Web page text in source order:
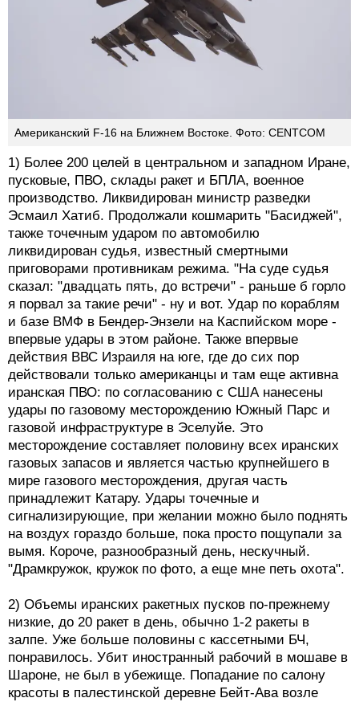
Американский F-16 на Ближнем Востоке. Фото: CENTCOM
1) Более 200 целей в центральном и западном Иране,
пусковые, ПВО, склады ракет и БПЛА, военное
производство. Ликвидирован министр разведки
Эсмаил Хатиб. Продолжали кошмарить "Басиджей",
также точечным ударом по автомобилю
ликвидирован судья, известный смертными
приговорами противникам режима. "На суде судья
сказал: "двадцать пять, до встречи" - раньше б горло
я порвал за такие речи" - ну и вот. Удар по кораблям
и базе ВМФ в Бендер-Энзели на Каспийском море -
впервые удары в этом районе. Также впервые
действия ВВС Израиля на юге, где до сих пор
действовали только американцы и там еще активна
иранская ПВО: по согласованию с США нанесены
удары по газовому месторождению Южный Парс и
газовой инфраструктуре в Эселуйе. Это
месторождение составляет половину всех иранских
газовых запасов и является частью крупнейшего в
мире газового месторождения, другая часть
принадлежит Катару. Удары точечные и
сигнализирующие, при желании можно было поднять
на воздух гораздо больше, пока просто пощупали за
вымя. Короче, разнообразный день, нескучный.
"Драмкружок, кружок по фото, а еще мне петь охота".
2) Объемы иранских ракетных пусков по-прежнему
низкие, до 20 ракет в день, обычно 1-2 ракеты в
залпе. Уже больше половины с кассетными БЧ,
понравилось. Убит иностранный рабочий в мошаве в
Шароне, не был в убежище. Попадание по салону
красоты в палестинской деревне Бейт-Ава возле